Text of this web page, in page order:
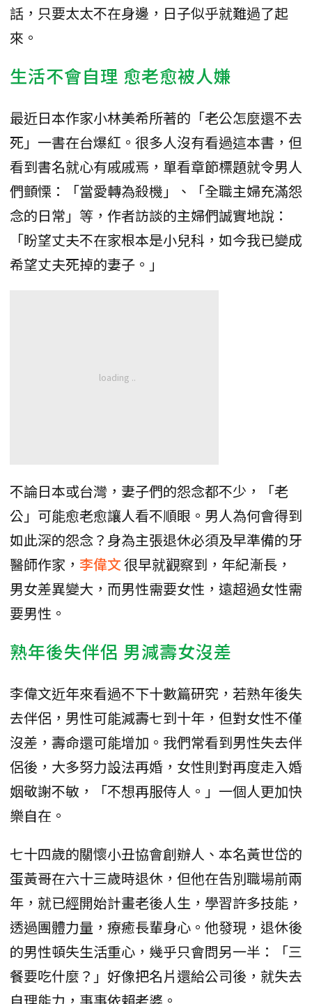
話，只要太太不在身邊，日子似乎就難過了起
來。
生活不會自理 愈老愈被人嫌
最近日本作家小林美希所著的「老公怎麼還不去
死」一書在台爆紅。很多人沒有看過這本書，但
看到書名就心有戚戚焉，單看章節標題就令男人
們顫慄：「當愛轉為殺機」、「全職主婦充滿怨
念的日常」等，作者訪談的主婦們誠實地說：
「盼望丈夫不在家根本是小兒科，如今我已變成
希望丈夫死掉的妻子。」
不論日本或台灣，妻子們的怨念都不少，「老
公」可能愈老愈讓人看不順眼。男人為何會得到
如此深的怨念？身為主張退休必須及早準備的牙
醫師作家， 李偉文很早就觀察到，年紀漸長，
男女差異變大，而男性需要女性，遠超過女性需
要男性。
熟年後失伴侶 男減壽女沒差
李偉文近年來看過不下十數篇研究，若熟年後失
去伴侶，男性可能減壽七到十年，但對女性不僅
沒差，壽命還可能增加。我們常看到男性失去伴
侶後，大多努力設法再婚，女性則對再度走入婚
姻敬謝不敏，「不想再服侍人。」一個人更加快
樂自在。
七十四歲的關懷小丑協會創辦人、本名黃世岱的
蛋黃哥在六十三歲時退休，但他在告別職場前兩
年，就已經開始計畫老後人生，學習許多技能，
透過團體力量，療癒長輩身心。他發現，退休後
的男性頓失生活重心，幾乎只會問另一半：「三
餐要吃什麼？」好像把名片還給公司後，就失去